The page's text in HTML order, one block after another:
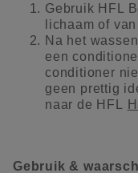
Gebruik HFL
lichaam of
Na het
een
conditioner
geen prettig
naar de HFL
Gebruik &